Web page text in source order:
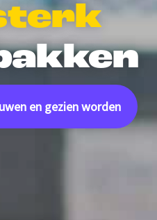
en gezien worden